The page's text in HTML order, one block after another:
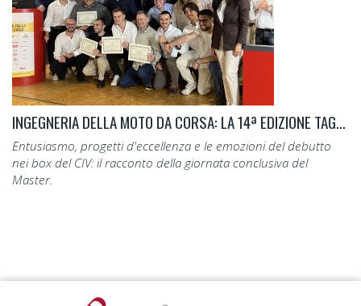
INGEGNERIA DELLA MOTO DA CORSA: LA 14ª EDIZIONE TAGLIA IL TRAGUARDO.
Entusiasmo, progetti d'eccellenza e le emozioni del debutto
nei box del CIV: il racconto della giornata conclusiva del
Master.